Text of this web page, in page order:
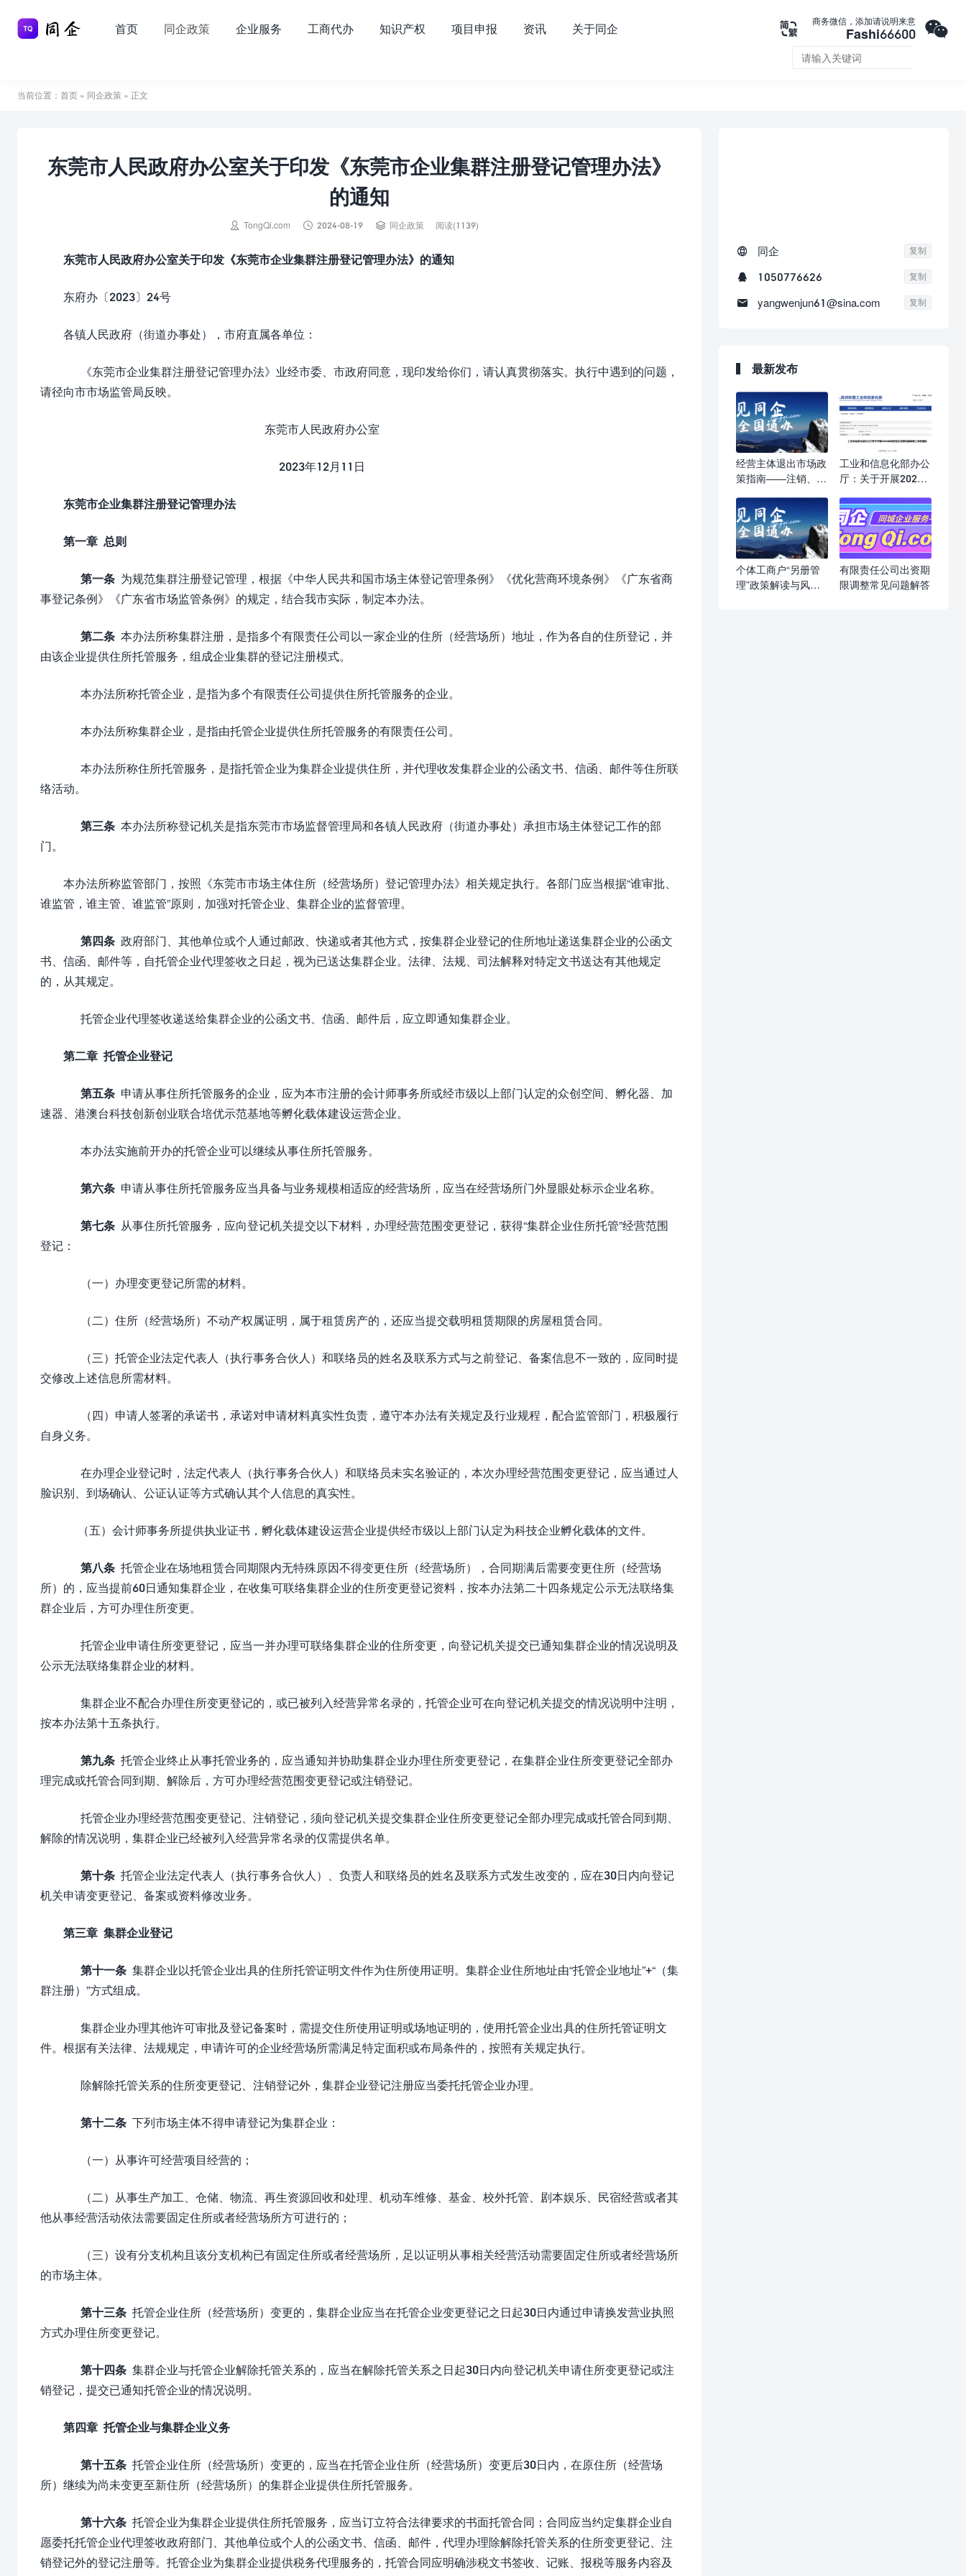
商务微信，添加请说明来意
Fashi66600 

首页 同企政策 企业服务 工商代办 知识产权 项目申报 资讯 关于同企
当前位置： 首页 » 同企政策 » 正文
东莞市人民政府办公室关于印发《东莞市企业集群注册登记管理办法》
的通知
 TongQi.com  2024-08-19  同企政策 阅读(1139)
东莞市人民政府办公室关于印发《东莞市企业集群注册登记管理办法》的通知
东府办〔2023〕24号
各镇人民政府（街道办事处），市府直属各单位：
《东莞市企业集群注册登记管理办法》业经市委、市政府同意，现印发给你们，请认真贯彻落实。执行中遇到的问题，
请径向市市场监管局反映。
东莞市人民政府办公室
2023年12月11日
东莞市企业集群注册登记管理办法
第一章 总则
第一条 为规范集群注册登记管理，根据《中华人民共和国市场主体登记管理条例》《优化营商环境条例》《广东省商
事登记条例》《广东省市场监管条例》的规定，结合我市实际，制定本办法。
第二条 本办法所称集群注册，是指多个有限责任公司以一家企业的住所（经营场所）地址，作为各自的住所登记，并
由该企业提供住所托管服务，组成企业集群的登记注册模式。
本办法所称托管企业，是指为多个有限责任公司提供住所托管服务的企业。
本办法所称集群企业，是指由托管企业提供住所托管服务的有限责任公司。
本办法所称住所托管服务，是指托管企业为集群企业提供住所，并代理收发集群企业的公函文书、信函、邮件等住所联
络活动。
第三条 本办法所称登记机关是指东莞市市场监督管理局和各镇人民政府（街道办事处）承担市场主体登记工作的部
门。
本办法所称监管部门，按照《东莞市市场主体住所（经营场所）登记管理办法》相关规定执行。各部门应当根据“谁审批、
谁监管，谁主管、谁监管”原则，加强对托管企业、集群企业的监督管理。
第四条 政府部门、其他单位或个人通过邮政、快递或者其他方式，按集群企业登记的住所地址递送集群企业的公函文
书、信函、邮件等，自托管企业代理签收之日起，视为已送达集群企业。法律、法规、司法解释对特定文书送达有其他规定
的，从其规定。
托管企业代理签收递送给集群企业的公函文书、信函、邮件后，应立即通知集群企业。
第二章 托管企业登记
第五条 申请从事住所托管服务的企业，应为本市注册的会计师事务所或经市级以上部门认定的众创空间、孵化器、加
速器、港澳台科技创新创业联合培优示范基地等孵化载体建设运营企业。
本办法实施前开办的托管企业可以继续从事住所托管服务。
第六条 申请从事住所托管服务应当具备与业务规模相适应的经营场所，应当在经营场所门外显眼处标示企业名称。
第七条 从事住所托管服务，应向登记机关提交以下材料，办理经营范围变更登记，获得“集群企业住所托管”经营范围
登记：
（一）办理变更登记所需的材料。
（二）住所（经营场所）不动产权属证明，属于租赁房产的，还应当提交载明租赁期限的房屋租赁合同。
（三）托管企业法定代表人（执行事务合伙人）和联络员的姓名及联系方式与之前登记、备案信息不一致的，应同时提
交修改上述信息所需材料。
（四）申请人签署的承诺书，承诺对申请材料真实性负责，遵守本办法有关规定及行业规程，配合监管部门，积极履行
自身义务。
在办理企业登记时，法定代表人（执行事务合伙人）和联络员未实名验证的，本次办理经营范围变更登记，应当通过人
脸识别、到场确认、公证认证等方式确认其个人信息的真实性。
（五）会计师事务所提供执业证书，孵化载体建设运营企业提供经市级以上部门认定为科技企业孵化载体的文件。
第八条 托管企业在场地租赁合同期限内无特殊原因不得变更住所（经营场所），合同期满后需要变更住所（经营场
所）的，应当提前60日通知集群企业，在收集可联络集群企业的住所变更登记资料，按本办法第二十四条规定公示无法联络集
群企业后，方可办理住所变更。
托管企业申请住所变更登记，应当一并办理可联络集群企业的住所变更，向登记机关提交已通知集群企业的情况说明及
公示无法联络集群企业的材料。
集群企业不配合办理住所变更登记的，或已被列入经营异常名录的，托管企业可在向登记机关提交的情况说明中注明，
按本办法第十五条执行。
第九条 托管企业终止从事托管业务的，应当通知并协助集群企业办理住所变更登记，在集群企业住所变更登记全部办
理完成或托管合同到期、解除后，方可办理经营范围变更登记或注销登记。
托管企业办理经营范围变更登记、注销登记，须向登记机关提交集群企业住所变更登记全部办理完成或托管合同到期、
解除的情况说明，集群企业已经被列入经营异常名录的仅需提供名单。
第十条 托管企业法定代表人（执行事务合伙人）、负责人和联络员的姓名及联系方式发生改变的，应在30日内向登记
机关申请变更登记、备案或资料修改业务。
第三章 集群企业登记
第十一条 集群企业以托管企业出具的住所托管证明文件作为住所使用证明。集群企业住所地址由“托管企业地址”+“（集
群注册）”方式组成。
集群企业办理其他许可审批及登记备案时，需提交住所使用证明或场地证明的，使用托管企业出具的住所托管证明文
件。根据有关法律、法规规定，申请许可的企业经营场所需满足特定面积或布局条件的，按照有关规定执行。
除解除托管关系的住所变更登记、注销登记外，集群企业登记注册应当委托托管企业办理。
第十二条 下列市场主体不得申请登记为集群企业：
（一）从事许可经营项目经营的；
（二）从事生产加工、仓储、物流、再生资源回收和处理、机动车维修、基金、校外托管、剧本娱乐、民宿经营或者其
他从事经营活动依法需要固定住所或者经营场所方可进行的；
（三）设有分支机构且该分支机构已有固定住所或者经营场所，足以证明从事相关经营活动需要固定住所或者经营场所
的市场主体。
第十三条 托管企业住所（经营场所）变更的，集群企业应当在托管企业变更登记之日起30日内通过申请换发营业执照
方式办理住所变更登记。
第十四条 集群企业与托管企业解除托管关系的，应当在解除托管关系之日起30日内向登记机关申请住所变更登记或注
销登记，提交已通知托管企业的情况说明。
第四章 托管企业与集群企业义务
第十五条 托管企业住所（经营场所）变更的，应当在托管企业住所（经营场所）变更后30日内，在原住所（经营场
所）继续为尚未变更至新住所（经营场所）的集群企业提供住所托管服务。
第十六条 托管企业为集群企业提供住所托管服务，应当订立符合法律要求的书面托管合同；合同应当约定集群企业自
愿委托托管企业代理签收政府部门、其他单位或个人的公函文书、信函、邮件，代理办理除解除托管关系的住所变更登记、注
销登记外的登记注册等。托管企业为集群企业提供税务代理服务的，托管合同应明确涉税文书签收、记账、报税等服务内容及
 同企 复制
 1050776626 复制
 yangwenjun61@sina.com 复制
最新发布
经营主体退出市场政
策指南——注销、吊
读懂
工业和信息化部办公
厅：关于开展2026
申报工作的通知
个体工商户“另册管
理”政策解读与风险
有限责任公司出资期
限调整常见问题解答